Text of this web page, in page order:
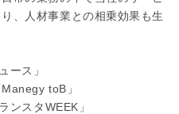
、人材事業との相乗効果も生
ース」
toB」
ンスタWEEK」